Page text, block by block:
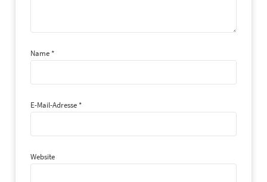
3. Preise
Name *
E-Mail-Adresse *
Website